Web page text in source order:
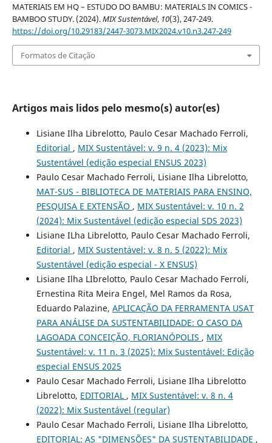
MATERIAIS EM HQ – ESTUDO DO BAMBU: MATERIALS IN COMICS -
BAMBOO STUDY. (2024).MIX Sustentável, 10(3), 247-249.
https://doi.org/10.29183/2447-3073.MIX2024.v10.n3.247-249
Formatos de Citação
Artigos mais lidos pelo mesmo(s) autor(es)
Lisiane Ilha Librelotto, Paulo Cesar Machado Ferroli,
Editorial , MIX Sustentável: v. 9 n. 4 (2023): Mix
Sustentável (edição especial ENSUS 2023)
Paulo Cesar Machado Ferroli, Lisiane Ilha Librelotto,
MAT-SUS - BIBLIOTECA DE MATERIAIS PARA ENSINO,
PESQUISA E EXTENSÃO , MIX Sustentável: v. 10 n. 2
(2024): Mix Sustentável (edição especial SDS 2023)
Lisiane ILha Librelotto, Paulo Cesar Machado Ferroli,
Editorial , MIX Sustentável: v. 8 n. 5 (2022): Mix
Sustentável (edição especial - X ENSUS)
Lisiane Ilha LIbrelotto, Paulo Cesar Machado Ferroli,
Ernestina Rita Meira Engel, Mel Ramos da Rosa,
Eduardo Palazine, APLICAÇÃO DA FERRAMENTA USAT
PARA ANÁLISE DA SUSTENTABILIDADE: O CASO DA
LAGOADA CONCEIÇÃO, FLORIANÓPOLIS , MIX
Sustentável: v. 11 n. 3 (2025): Mix Sustentável: Edição
especial ENSUS 2025
Paulo Cesar Machado Ferroli, Lisiane Ilha Librelotto
Librelotto, EDITORIAL , MIX Sustentável: v. 8 n. 4
(2022): Mix Sustentável (regular)
Paulo Cesar Machado Ferroli, Lisiane Ilha Librelotto,
EDITORIAL: AS "DIMENSÕES" DA SUSTENTABILIDADE ,